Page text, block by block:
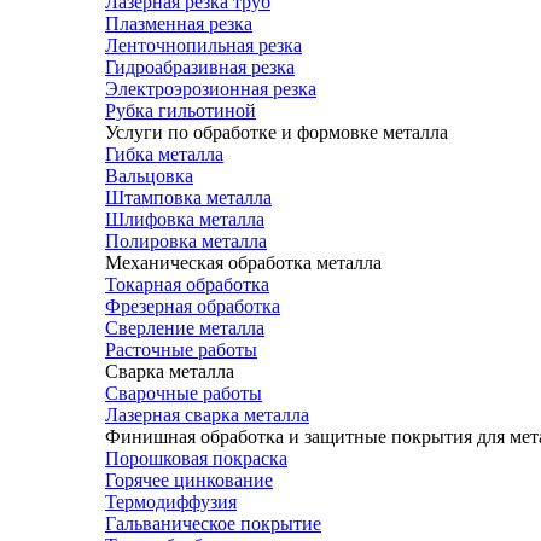
Плазменная резка
Ленточнопильная резка
Гидроабразивная резка
Электроэрозионная резка
Рубка гильотиной
Услуги по обработке и формовке металла
Гибка металла
Вальцовка
Штамповка металла
Шлифовка металла
Полировка металла
Механическая обработка металла
Токарная обработка
Фрезерная обработка
Сверление металла
Расточные работы
Сварка металла
Сварочные работы
Лазерная сварка металла
Финишная обработка и защитные покрытия для
Порошковая покраска
Горячее цинкование
Термодиффузия
Гальваническое покрытие